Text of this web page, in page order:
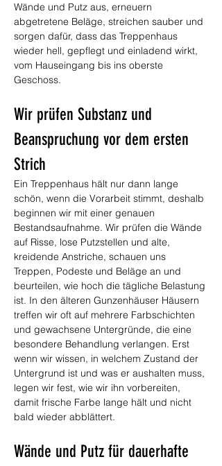
Wände und Putz aus, erneuern
abgetretene Beläge, streichen sauber und
sorgen dafür, dass das Treppenhaus
wieder hell, gepflegt und einladend wirkt,
vom Hauseingang bis ins oberste
Geschoss.
Wir prüfen Substanz und
Beanspruchung vor dem ersten
Strich
Ein Treppenhaus hält nur dann lange
schön, wenn die Vorarbeit stimmt, deshalb
beginnen wir mit einer genauen
Bestandsaufnahme. Wir prüfen die Wände
auf Risse, lose Putzstellen und alte,
kreidende Anstriche, schauen uns
Treppen, Podeste und Beläge an und
beurteilen, wie hoch die tägliche Belastung
ist. In den älteren Gunzenhäuser Häusern
treffen wir oft auf mehrere Farbschichten
und gewachsene Untergründe, die eine
besondere Behandlung verlangen. Erst
wenn wir wissen, in welchem Zustand der
Untergrund ist und was er aushalten muss,
legen wir fest, wie wir ihn vorbereiten,
damit frische Farbe lange hält und nicht
bald wieder abblättert.
Wände und Putz für dauerhafte